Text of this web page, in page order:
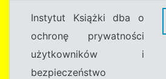
Instytut Książki dba o
ochronę prywatności
użytkowników i
bezpieczeństwo